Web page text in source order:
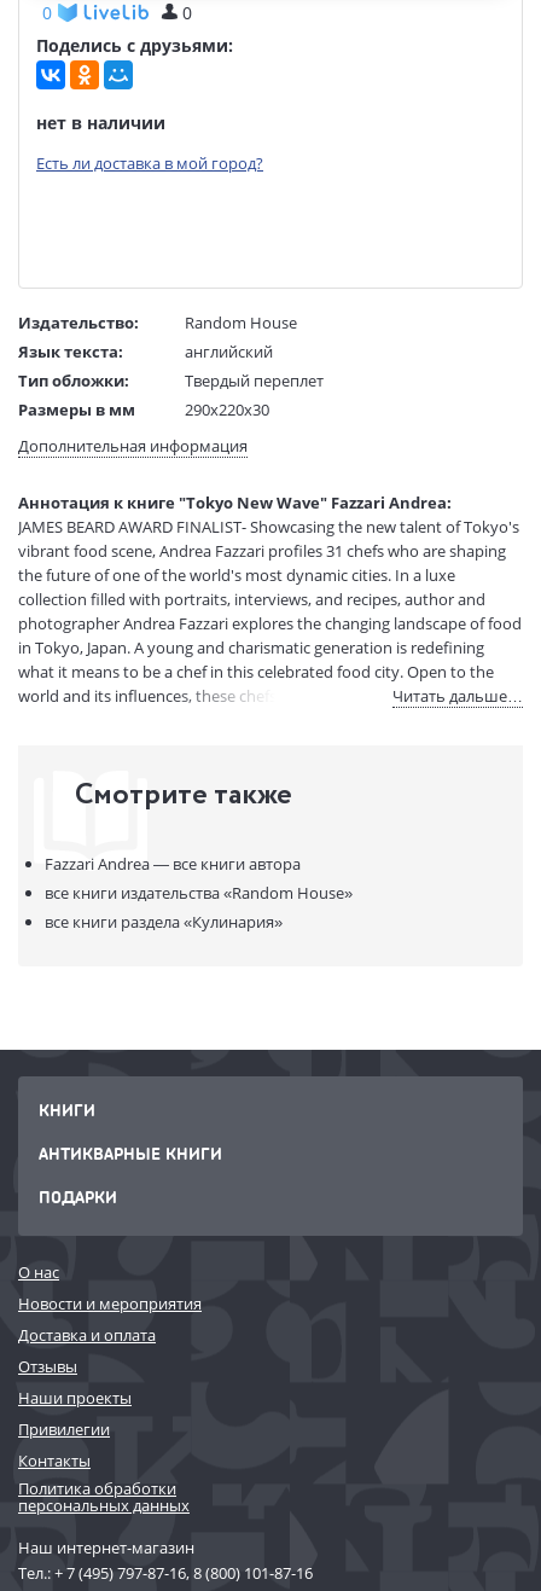
0
0
Поделись с друзьями:
нет в наличии
Есть ли доставка в мой город?
Издательство:
Random House
Язык текста:
английский
Тип обложки:
Твердый переплет
Размеры в мм
290x220x30
Вес:
1 гр.
Код товара:
50072553
Артикул:
13375771
ISBN:
9780399579127
В продаже с:
17.03.2023
Дополнительная информация
Аннотация к книге "Tokyo New Wave" Fazzari Andrea:
JAMES BEARD AWARD FINALIST- Showcasing the new talent of Tokyo's
vibrant food scene, Andrea Fazzari profiles 31 chefs who are shaping
the future of one of the world's most dynamic cities. In a luxe
collection filled with portraits, interviews, and recipes, author and
photographer Andrea Fazzari explores the changing landscape of food
in Tokyo, Japan. A young and charismatic generation is redefining
what it means to be a chef in this celebrated food city. Open to the
world and its influences, these chefs have traveled more than their
combination of the old and the new is on display in Tokyo New Wave,
a transporting cookbook and armchair travel guide that captures this
Читать дальше…
Смотрите также
Fazzari Andrea — все книги автора
все книги издательства«Random House»
все книги раздела«Кулинария»
КНИГИ
АНТИКВАРНЫЕ КНИГИ
ПОДАРКИ
О нас
Новости и мероприятия
Доставка и оплата
Отзывы
Наши проекты
Привилегии
Контакты
Политика обработки
персональных данных
Наш интернет-магазин
Тел.:+ 7 (495) 797-87-16,8 (800) 101-87-16